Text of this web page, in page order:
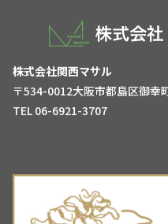
株式会社関西マサル
〒534-0012大阪市都島区御幸
TEL 06-6921-3707